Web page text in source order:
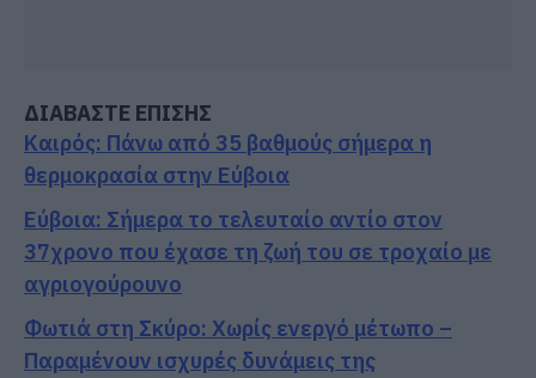
ΔΙΑΒΑΣΤΕ ΕΠΙΣΗΣ
Καιρός: Πάνω από 35 βαθμούς σήμερα η
θερμοκρασία στην Εύβοια
Εύβοια: Σήμερα το τελευταίο αντίο στον
37χρονο που έχασε τη ζωή του σε τροχαίο με
αγριογούρουνο
Φωτιά στη Σκύρο: Χωρίς ενεργό μέτωπο –
Παραμένουν ισχυρές δυνάμεις της